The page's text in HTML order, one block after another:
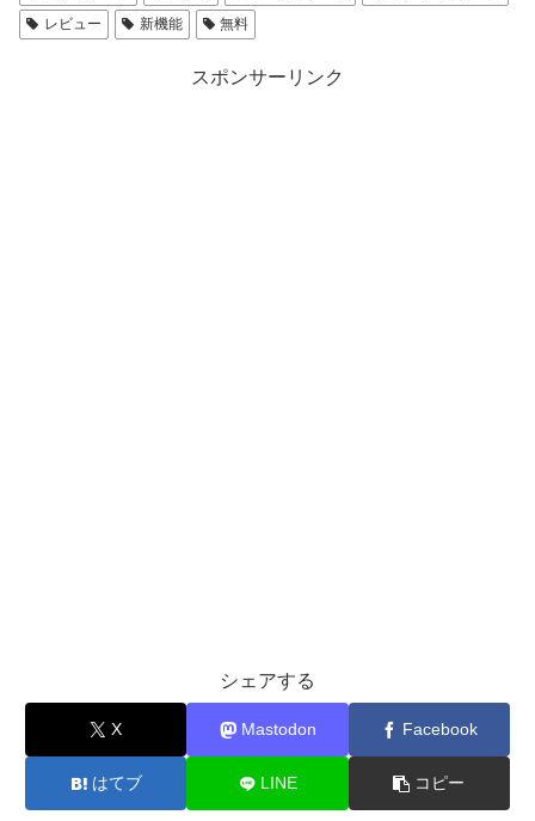
レビュー
新機能 無料
スポンサーリンク
シェアする
X Mastodon Facebook
はてブ LINE コピー